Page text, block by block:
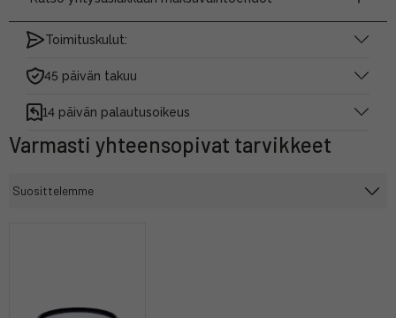
Toimituskulut:
45 päivän takuu
14 päivän palautusoikeus
Varmasti yhteensopivat tarvikkeet